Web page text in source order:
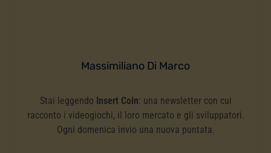
Massimiliano Di Marco
Stai leggendo Insert Coin: una newsletter con cui
racconto i videogiochi, il loro mercato e gli sviluppatori.
Ogni domenica invio una nuova puntata.